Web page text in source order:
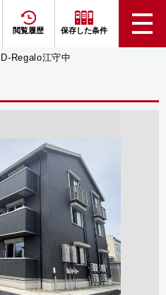
閲覧履歴 保存した条件
D-Regalo江守中